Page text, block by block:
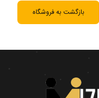
بازگشت به فروشگاه